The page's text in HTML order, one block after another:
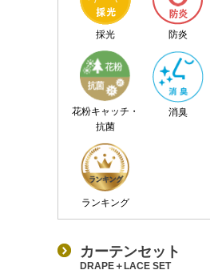
採光 防炎
花粉キャッチ・
抗菌
消臭
ランキング
カーテンセット
DRAPE＋LACE SET